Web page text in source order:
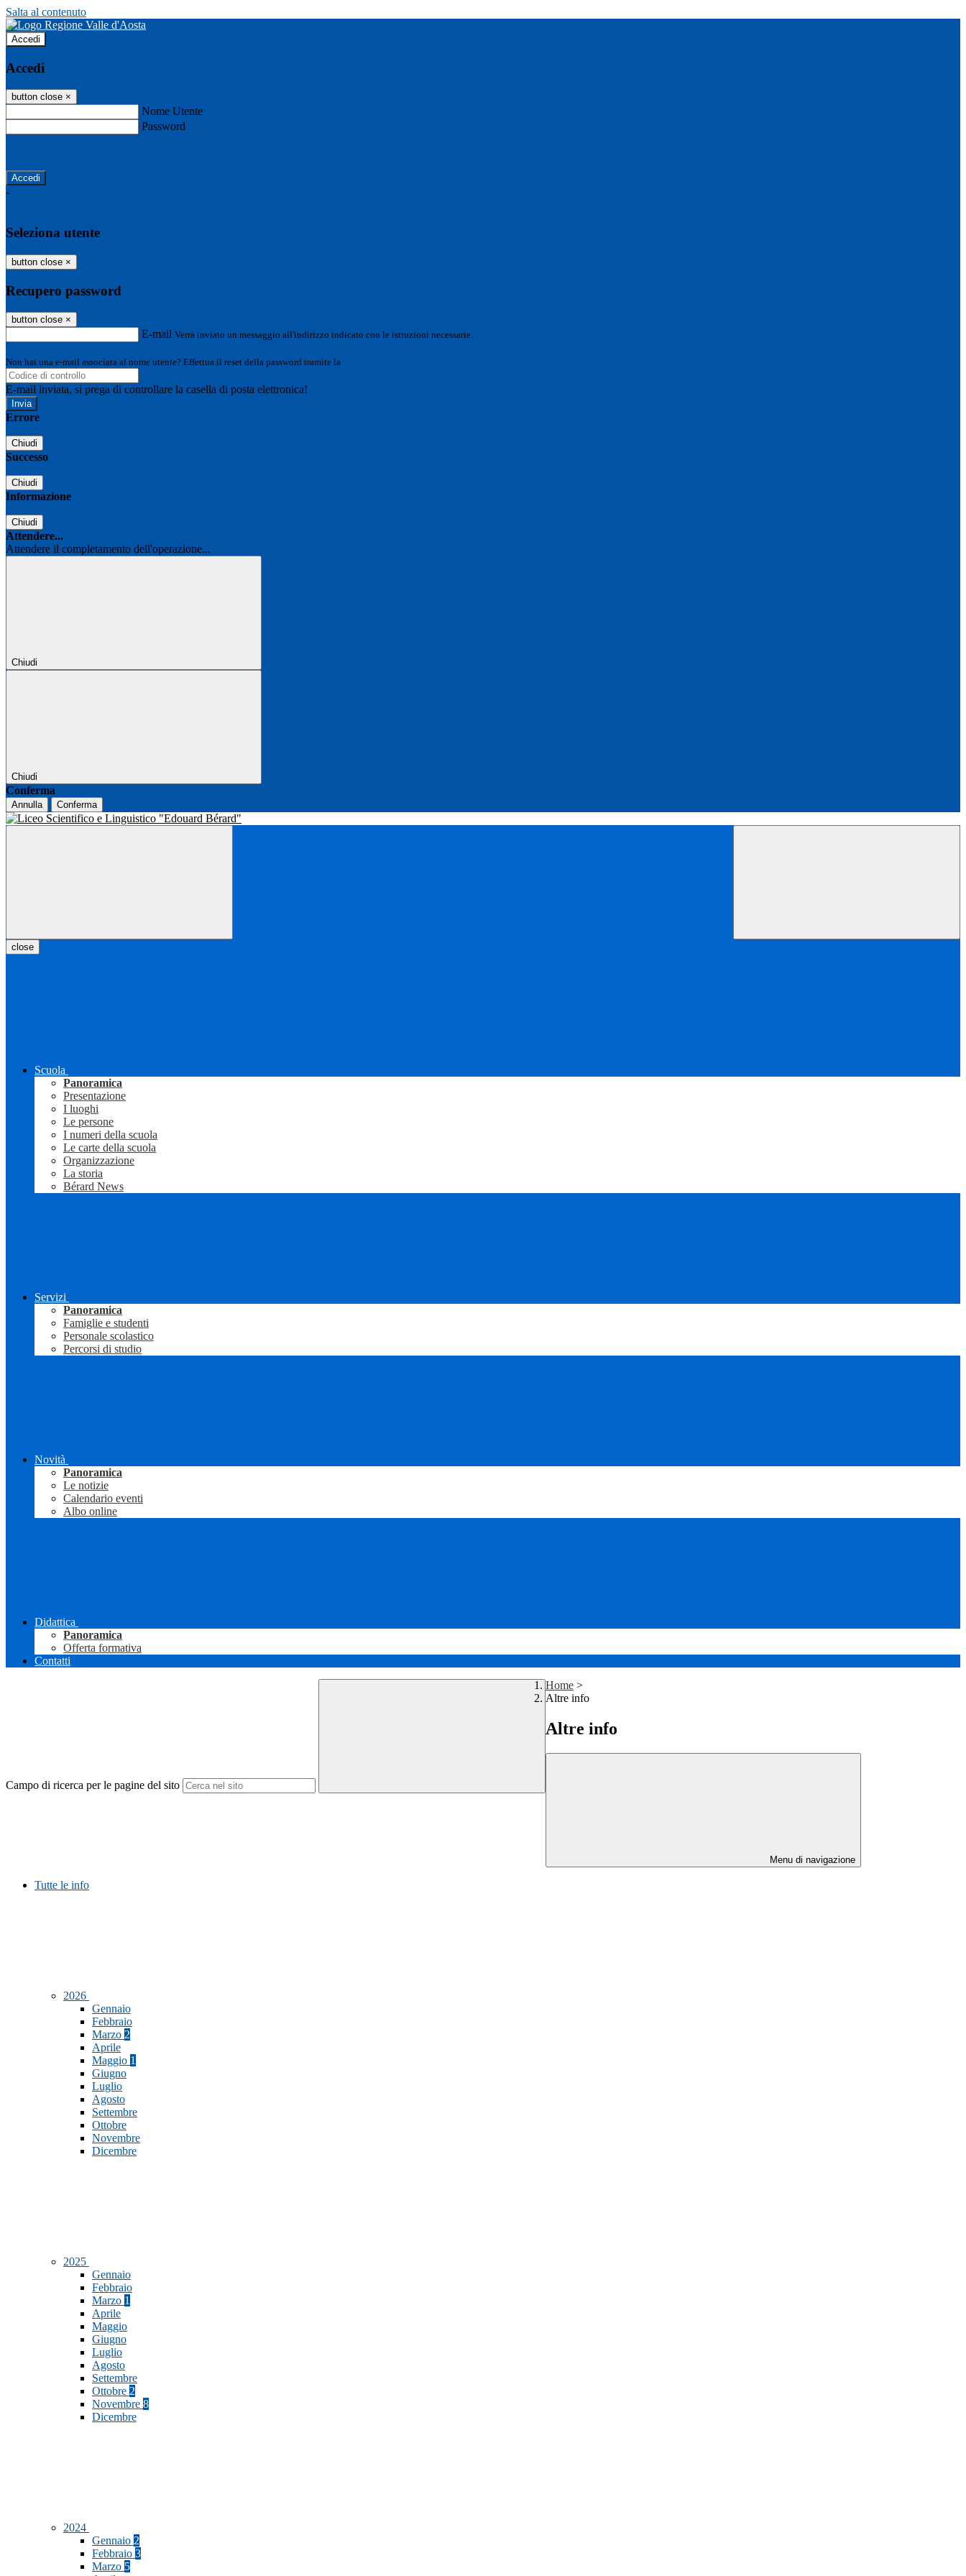
Salta al contenuto
Accedi
Accedi
button close ×
Nome Utente
Password
-
Seleziona utente
button close ×
Recupero password
button close ×
E-mail Verrà inviato un messaggio all'indirizzo indicato con le istruzioni necessarie.
Non hai una e-mail associata al nome utente? Effettua il reset della password tramite la
E-mail inviata, si prega di controllare la casella di posta elettronica!
Errore
Chiudi
Successo
Chiudi
Informazione
Chiudi
Attendere...
Attendere il completamento dell'operazione...
Chiudi
Chiudi
Conferma
Annulla Conferma
close
Scuola
Panoramica
Presentazione
I luoghi
Le persone
I numeri della scuola
Le carte della scuola
Organizzazione
La storia
Bérard News
Servizi
Panoramica
Famiglie e studenti
Personale scolastico
Percorsi di studio
Novità
Panoramica
Le notizie
Calendario eventi
Albo online
Didattica
Panoramica
Offerta formativa
Contatti
Campo di ricerca per le pagine del sito
Home >
Altre info
Altre info
Menu di navigazione
Tutte le info
2026
Gennaio
Febbraio
Marzo 2
Aprile
Maggio 1
Giugno
Luglio
Agosto
Settembre
Ottobre
Novembre
Dicembre
2025
Gennaio
Febbraio
Marzo 1
Aprile
Maggio
Giugno
Luglio
Agosto
Settembre
Ottobre 2
Novembre 8
Dicembre
2024
Gennaio 2
Febbraio 3
Marzo 5